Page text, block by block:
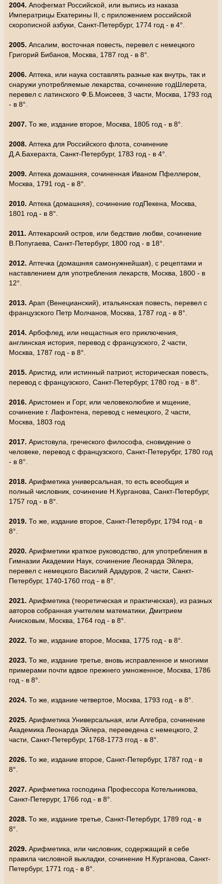
2004. Апофегмат Российской, или выпись из наказа
Императрицы Екатерины II, с приложением российской
скорописной азбуки, Санкт-Петербург, 1774 год - в 4°.
2005. Апсалим, восточная повесть, перевел с немецкого
Григорий Бибанов, Москва, 1787 год - в 8°.
2006. Аптека, или наука составлять разные как внутрь, так и
снаружи употребляемые лекарства, сочинение годШлерета,
перевел с латинского Ф.Б.Моисеев, 3 части, Москва, 1793 год
- в 8°.
2007. То же, издание второе, Москва, 1805 год - в 8°.
2008. Аптека для Российского флота, сочинение
Д.А.Бахерахта, Санкт-Петербург, 1783 год - в 4°.
2009. Аптека домашняя, сочиненная Иваном Пфеллером,
Москва, 1791 год - в 8°.
2010. Аптека (домашняя), сочинение годПекена, Москва,
1801 год - в 8°.
2011. Аптекарский остров, или бедствие любви, сочинение
В.Попугаева, Санкт-Петербург, 1800 год - в 18°.
2012. Аптечка (домашняя самонужнейшая), с рецептами и
наставлением для употребления лекарств, Москва, 1800 - в
12°.
2013. Арап (Венецианский), итальянская повесть, перевел с
французского Петр Молчанов, Москва, 1787 год - в 8°.
2014. Арбофлед, или нещастныя его приключения,
англинская история, перевод с французского, 2 части,
Москва, 1787 год - в 8°.
2015. Аристид, или истинный патриот, историческая повесть,
перевод с французского, Санкт-Петербург, 1780 год - в 8°.
2016. Аристомен и Горг, или человеколюбие и мщение,
сочинение г. Лафонтена, перевод с немецкого, 2 части,
Москва, 1803 год
2017. Аристовула, греческого философа, сновидение о
человеке, перевод с французского, Санкт-Петерубрг, 1780 год
- в 8°.
2018. Арифметика универсальная, то есть всеобщия и
полный числовник, сочинение Н.Курганова, Санкт-Петербург,
1757 год - в 8°.
2019. То же, издание второе, Санкт-Петербург, 1794 год - в
8°.
2020. Арифметики краткое руководство, для употребления в
Гимназии Академии Наук, сочинение Леонарда Эйлера,
перевел с немецкого Василий Ададуров, 2 части, Санкт-
Петербург, 1740-1760 ггод - в 8°.
2021. Арифметика (теоретическая и практическая), из разных
авторов собранная учителем математики, Дмитрием
Анисковым, Москва, 1764 год - в 8°.
2022. То же, издание второе, Москва, 1775 год - в 8°.
2023. То же, издание третье, вновь исправленное и многими
примерами почти вдвое прежнего умноженное, Москва, 1786
год - в 8°.
2024. То же, издание четвертое, Москва, 1793 год - в 8°.
2025. Арифметика Универсальная, или Алгебра, сочинение
Академика Леонарда Эйлера, переведена с немецкого, 2
части, Санкт-Петербург, 1768-1773 ггод - в 8°.
2026. То же, издание второе, Санкт-Петербург, 1787 год - в
8°.
2027. Арифметика господина Профессора Котельникова,
Санкт-Петерург, 1766 год - в 8°.
2028. То же, издание третье, Санкт-Петербург, 1789 год - в
8°.
2029. Арифметика, или числовник, содержащий в себе
правила числовной выкладки, сочинение Н.Курганова, Санкт-
Петербург, 1771 год - в 8°.